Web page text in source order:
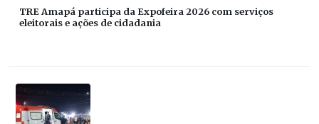
TRE Amapá participa da Expofeira 2026 com serviços
eleitorais e ações de cidadania